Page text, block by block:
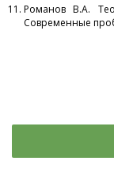
Романов В.А.
Современные